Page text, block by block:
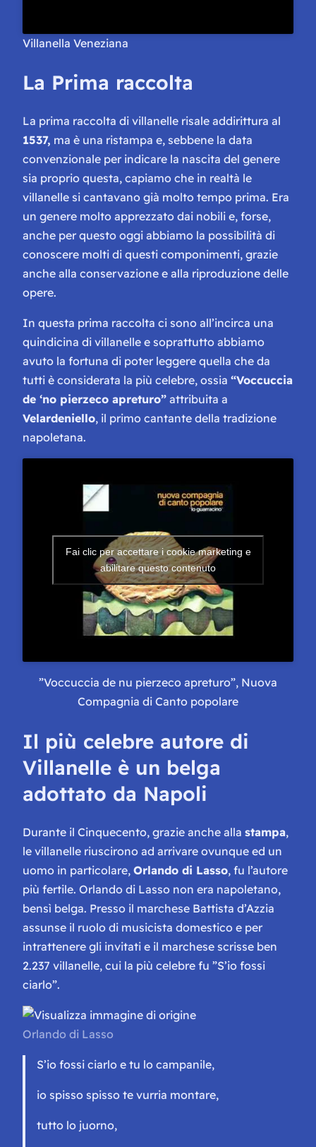
Villanella Veneziana
La Prima raccolta
La prima raccolta di villanelle risale addirittura al
1537, ma è una ristampa e, sebbene la data
convenzionale per indicare la nascita del genere
sia proprio questa, capiamo che in realtà le
villanelle si cantavano già molto tempo prima. Era
un genere molto apprezzato dai nobili e, forse,
anche per questo oggi abbiamo la possibilità di
conoscere molti di questi componimenti, grazie
anche alla conservazione e alla riproduzione delle
opere.
In questa prima raccolta ci sono all’incirca una
quindicina di villanelle e soprattutto abbiamo
avuto la fortuna di poter leggere quella che da
tutti è considerata la più celebre, ossia “Voccuccia
de ‘no pierzeco apreturo” attribuita a
Velardeniello, il primo cantante della tradizione
napoletana.
Fai clic per accettare i cookie marketing e
abilitare questo contenuto
”Voccuccia de nu pierzeco apreturo”, Nuova
Compagnia di Canto popolare
Il più celebre autore di
Villanelle è un belga
adottato da Napoli
Durante il Cinquecento, grazie anche alla stampa,
le villanelle riuscirono ad arrivare ovunque ed un
uomo in particolare, Orlando di Lasso, fu l’autore
più fertile. Orlando di Lasso non era napoletano,
bensì belga. Presso il marchese Battista d’Azzia
assunse il ruolo di musicista domestico e per
intrattenere gli invitati e il marchese scrisse ben
2.237 villanelle, cui la più celebre fu ”S’io fossi
ciarlo”.
Orlando di Lasso
S’io fossi ciarlo e tu lo campanile,
io spisso spisso te vurria montare,
tutto lo juorno,